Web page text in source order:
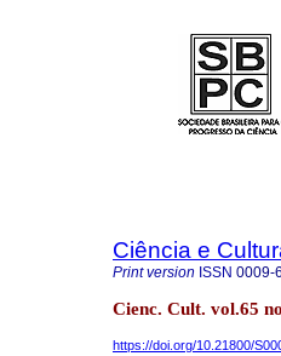
Ciência e
Print version ISSN 0009-
Cienc. Cult. vol.65
https://doi.org/10.21800/